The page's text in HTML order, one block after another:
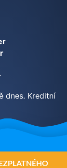
dnes. Kreditní